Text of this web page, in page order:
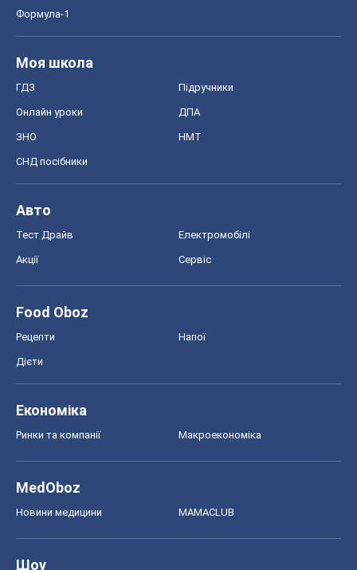
Формула-1
Моя школа
ГДЗ Підручники
Онлайн уроки ДПА
ЗНО НМТ
СНД посібники
Авто
Тест Драйв Електромобілі
Акції Сервіс
Food Oboz
Рецепти Напої
Дієти
Економіка
Ринки та компанії Макроекономіка
MedOboz
Новини медицини MAMACLUB
Шоу